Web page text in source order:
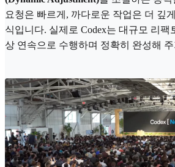
요청은 빠르게, 까다로운 작업은 더 깊
식입니다. 실제로 Codex는 대규모 리팩
상 연속으로 수행하며 정확히 완성해